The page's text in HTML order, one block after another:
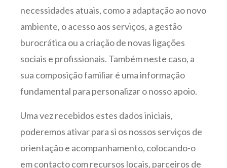
necessidades atuais, como a adaptação ao novo
ambiente, o acesso aos serviços, a gestão
burocrática ou a criação de novas ligações
sociais e profissionais. Também neste caso, a
sua composição familiar é uma informação
fundamental para personalizar o nosso apoio.
Uma vez recebidos estes dados iniciais,
poderemos ativar para si os nossos serviços de
orientação e acompanhamento, colocando-o
em contacto com recursos locais, parceiros de